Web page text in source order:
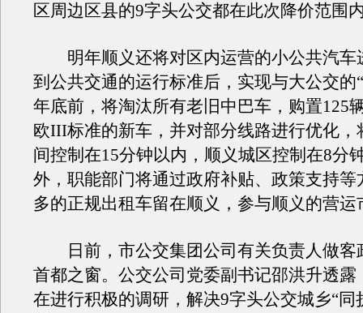
区周边区县的9字头公交都在此次降价范围
明年顺义还将对区内运营的小公共汽车
到公共交通的运行标准后，实现与大公交的
年底前，将淘汰所有老旧中巴车，购置125
欧III标准的新车，并对部分线路进行优化，
间控制在15分钟以内，顺义城区控制在8分
外，职能部门将通过政府补贴、政策支持等
多的正规出租车留在顺义，参与顺义的营运
日前，市公交集团公司有关负责人做客
首都之窗。公交公司党委副书记邵洪升透露
在进行积极的调研，解决9字头公交城乡“同